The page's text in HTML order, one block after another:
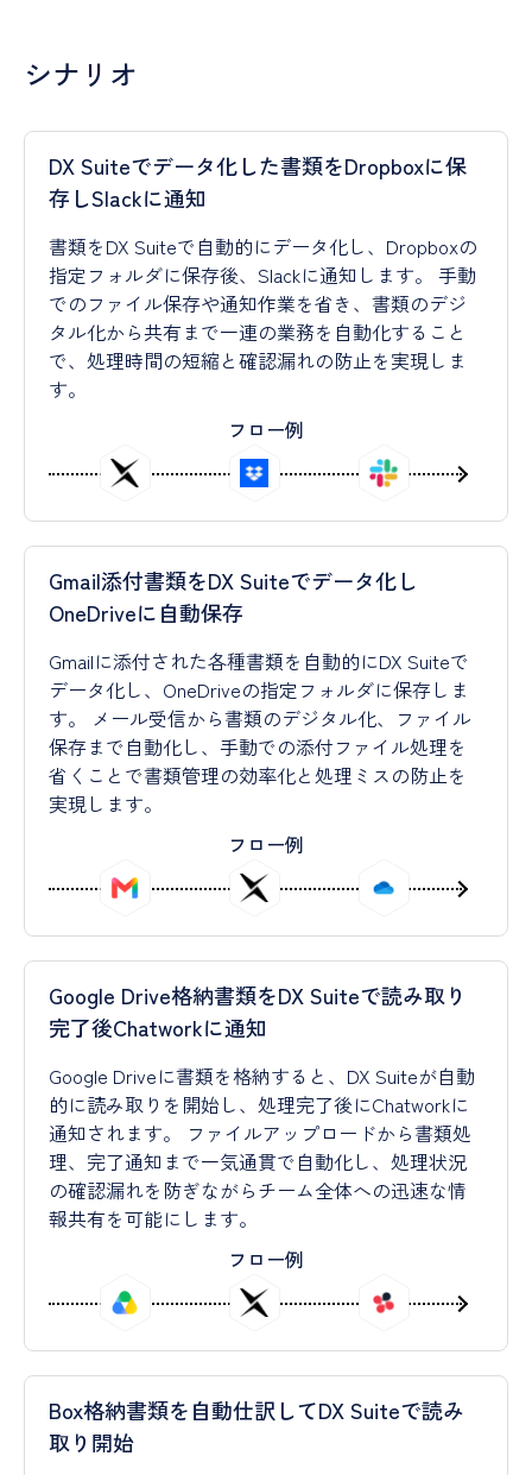
シナリオ
DX Suiteでデータ化した書類をDropboxに保
存しSlackに通知
書類をDX Suiteで自動的にデータ化し、Dropboxの
指定フォルダに保存後、Slackに通知します。 手動
でのファイル保存や通知作業を省き、書類のデジ
タル化から共有まで一連の業務を自動化すること
で、処理時間の短縮と確認漏れの防止を実現しま
す。
フロー例
Gmail添付書類をDX Suiteでデータ化し
OneDriveに自動保存
Gmailに添付された各種書類を自動的にDX Suiteで
データ化し、OneDriveの指定フォルダに保存しま
す。 メール受信から書類のデジタル化、ファイル
保存まで自動化し、手動での添付ファイル処理を
省くことで書類管理の効率化と処理ミスの防止を
実現します。
フロー例
Google Drive格納書類をDX Suiteで読み取り
完了後Chatworkに通知
Google Driveに書類を格納すると、DX Suiteが自動
的に読み取りを開始し、処理完了後にChatworkに
通知されます。 ファイルアップロードから書類処
理、完了通知まで一気通貫で自動化し、処理状況
の確認漏れを防ぎながらチーム全体への迅速な情
報共有を可能にします。
フロー例
Box格納書類を自動仕訳してDX Suiteで読み
取り開始